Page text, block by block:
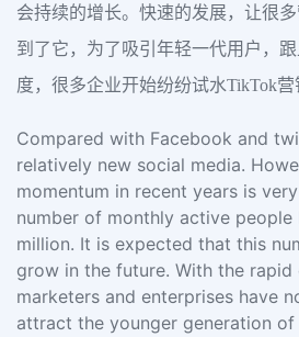
会持续的增长。快速的发展，让很
到了它，为了吸引年轻一代用户，
度，很多企业开始纷纷试水TikTok营
Compared with Facebook and
relatively new social media.
momentum in recent years is
number of monthly active people
million. It is expected that this
grow in the future. With the rapid
marketers and enterprises have
attract the younger generation of